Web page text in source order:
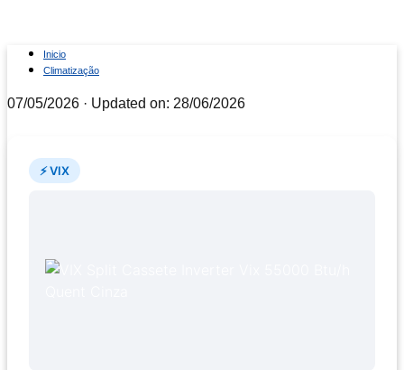
Inicio
Climatização
07/05/2026 · Updated on: 28/06/2026
⚡ VIX